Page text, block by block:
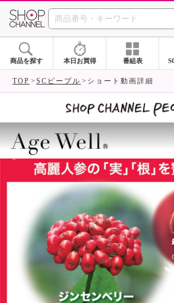
SHOP
商品を探す 本日お買得 番組表
TOP SCピープル ショート動画詳細